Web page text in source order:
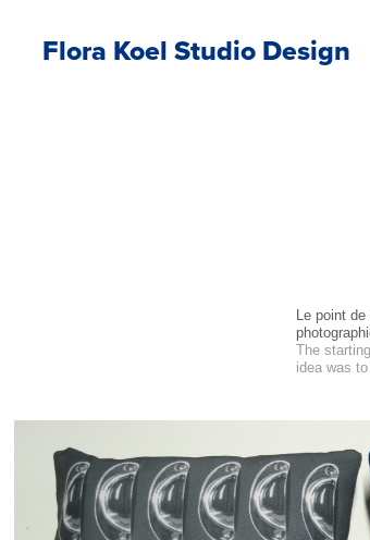
Flora Koel Studio Design
Le point
The
idea was